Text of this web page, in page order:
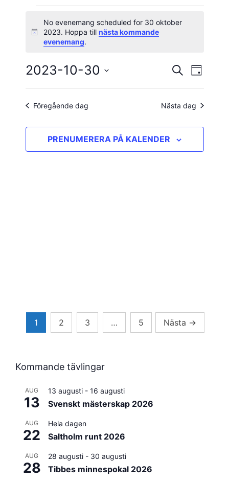
Evenemang
för
30
oktober
2023
Notis
No evenemang scheduled for 30 oktober
2023. Hoppa till nästa kommande
evenemang.
Search
and
Views
SÖK DAG
2023-10-30
Välj
Föregående dag Nästa dag
PRENUMERERA PÅ KALENDER
Sidnumrering
1 2 3 … 5 Nästa →
Kommande tävlingar
AUG
13
13 augusti - 16 augusti
Svenskt mästerskap 2026
AUG
22
Hela dagen
Saltholm runt 2026
AUG
28
28 augusti - 30 augusti
Tibbes minnespokal 2026